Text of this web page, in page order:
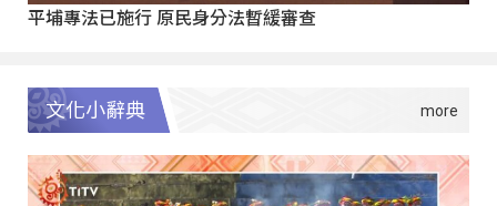
平埔專法已施行 原民身分法暫緩審查
文化小辭典